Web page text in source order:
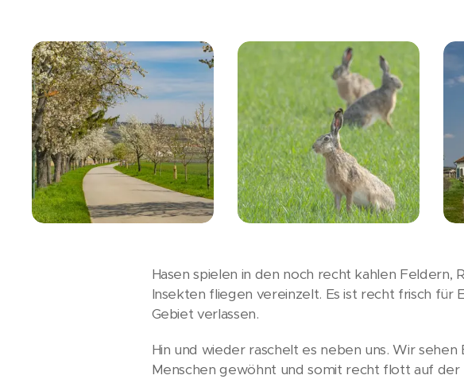
Hasen spielen in den noch recht kahlen
Insekten fliegen vereinzelt. Es ist recht frisch
Gebiet verlassen.
Hin und wieder raschelt es neben uns. Wir
Menschen gewöhnt und somit recht flott auf